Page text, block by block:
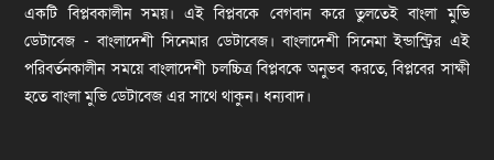
একটি বিপ্লবকালীন সময়। এই বিপ্লবকে বেগবান করে তুলতেই বাংলা মুভি
ডেটাবেজ - বাংলাদেশী সিনেমার ডেটাবেজ। বাংলাদেশী সিনেমা ইন্ডাস্ট্রির এই
পরিবর্তনকালীন সময়ে বাংলাদেশী চলচ্চিত্র বিপ্লবকে অনুভব করতে, বিপ্লবের সাক্ষী
হতে বাংলা মুভি ডেটাবেজ এর সাথে থাকুন। ধন্যবাদ।